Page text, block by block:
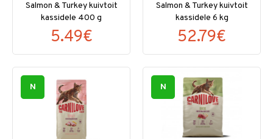
Salmon & Turkey kuivtoit
kassidele 400 g
5.49€
Salmon & Turkey kuivtoit
kassidele 6 kg
52.79€
N N